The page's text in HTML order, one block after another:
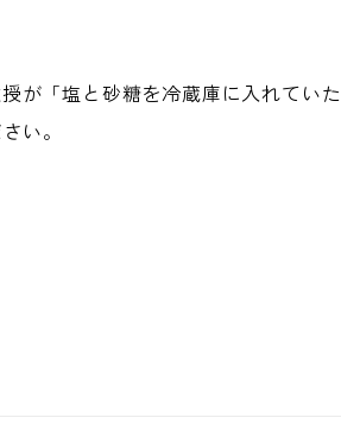
が「塩と砂糖を冷蔵庫に入れてい
い。